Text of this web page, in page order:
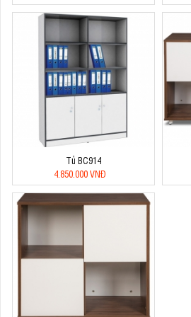
Tủ BC914
4.850.000 VNĐ